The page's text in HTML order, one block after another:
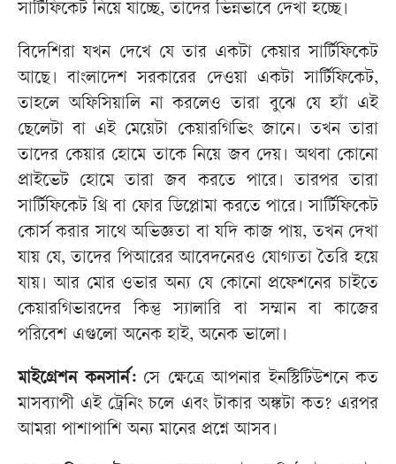
সার্টিফিকেট নিয়ে যাচ্ছে, তাদের ভিন্নভাবে দেখা হচ্ছে।
বিদেশিরা যখন দেখে যে তার একটা কেয়ার সার্টিফিকেট
আছে। বাংলাদেশ সরকারের দেওয়া একটা সার্টিফিকেট,
তাহলে অফিসিয়ালি না করলেও তারা বুঝে যে হ্যাঁ এই
ছেলেটা বা এই মেয়েটা কেয়ারগিভিং জানে। তখন তারা
তাদের কেয়ার হোমে তাকে নিয়ে জব দেয়। অথবা কোনো
প্রাইভেট হোমে তারা জব করতে পারে। তারপর তারা
সার্টিফিকেট থ্রি বা ফোর ডিপ্লোমা করতে পারে। সার্টিফিকেট
কোর্স করার সাথে অভিজ্ঞতা বা যদি কাজ পায়, তখন দেখা
যায় যে, তাদের পিআরের আবেদনেরও যোগ্যতা তৈরি হয়ে
যায়। আর মোর ওভার অন্য যে কোনো প্রফেশনের চাইতে
কেয়ারগিভারদের কিন্তু স্যালারি বা সম্মান বা কাজের
পরিবেশ এগুলো অনেক হাই, অনেক ভালো।
মাইগ্রেশন কনসার্ন:সে ক্ষেত্রে আপনার ইনস্টিটিউশনে কত
মাসব্যাপী এই ট্রেনিং চলে এবং টাকার অঙ্কটা কত? এরপর
আমরা পাশাপাশি অন্য মানের প্রশ্নে আসব।